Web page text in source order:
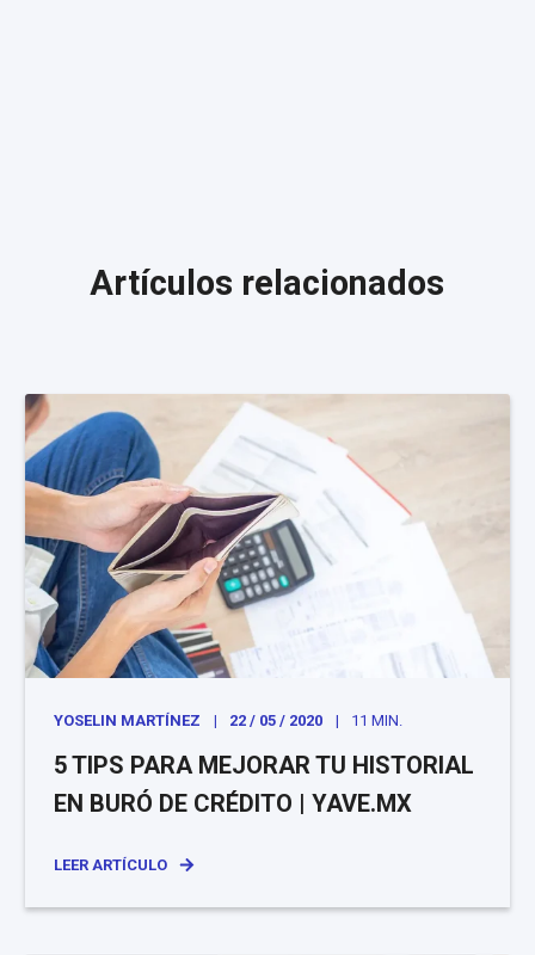
Artículos relacionados
YOSELIN MARTÍNEZ 22 / 05 / 2020 11 MIN.
5 TIPS PARA MEJORAR TU HISTORIAL
EN BURÓ DE CRÉDITO | YAVE.MX
LEER ARTÍCULO